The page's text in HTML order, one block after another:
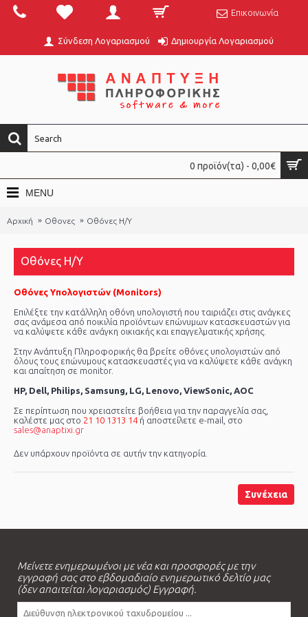
Επικοινωνία
Σύνδεση Λογαριασμού Δημιουργία Λογαριασμού
0 προϊόν(τα) - 0,00€
MENU
Αρχική Οθονες Οθόνες Η/Υ
Οθόνες Η/Υ
Οθόνες Υπολογιστών (Monitors)
Επιλέξτε την κατάλληλη οθόνη υπολογιστή που ταιριάζει στις ανάγκες
σας ανάμεσα από ποικιλία προϊόντων επώνυμων κατασκευαστών για
να καλύψετε κάθε ανάγκη οικιακής και επαγγελματικής χρήσης.
Στην Ανάπτυξη Πληροφορικής θα βρείτε οθόνες υπολογιστών από
όλους τους επώνυμους κατασκευαστές για να καλύψετε κάθε ανάγκη
και απαίτηση σε monitor.
HP, Dell, Philips, Samsung, LG, Lenovo, ViewSonic, AOC
Σε περίπτωση που χρειαστείτε βοήθεια για την παραγγελία σας,
καλέστε μας στο 21 10 1313 14 ή αποστείλετε e-mail, στο
sales@anaptixi.gr
Δεν υπάρχουν προϊόντα σε αυτήν την κατηγορία.
Συνέχεια
Μείνετε ενημερωμένοι με νέα και προσφορές με την
εγγραφή σας στο εβδομαδιαίο ενημερωτικό δελτίο μας
(δεν απαιτείται λογαριασμός) Εγγραφή.